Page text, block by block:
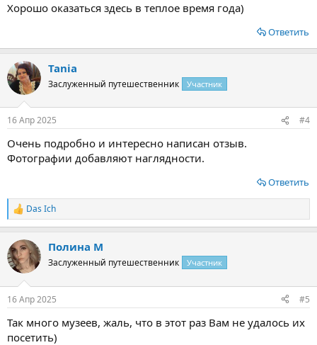
Хорошо оказаться здесь в теплое время года)
Ответить
Tania
Заслуженный путешественник Участник
16 Апр 2025 #4
Очень подробно и интересно написан отзыв.
Фотографии добавляют наглядности.
Ответить
Р
е
к
ц
и
Das Ich
Полина М
Заслуженный путешественник Участник
16 Апр 2025 #5
Так много музеев, жаль, что в этот раз Вам не удалось их
посетить)